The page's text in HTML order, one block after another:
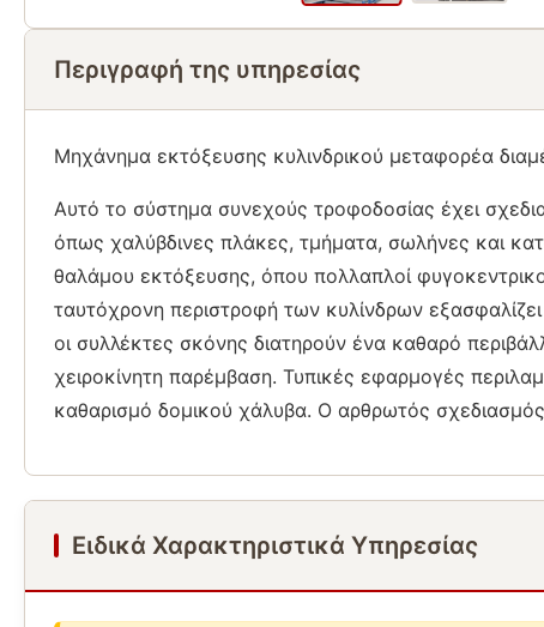
Περιγραφή της υπηρεσίας
Μηχάνημα εκτόξευσης κυλινδρικού μεταφορέα
Αυτό το σύστημα συνεχούς τροφοδοσίας έχει
όπως χαλύβδινες πλάκες, τμήματα, σωλήνες και
θαλάμου εκτόξευσης, όπου πολλαπλοί
ταυτόχρονη περιστροφή των κυλίνδρων
οι συλλέκτες σκόνης διατηρούν ένα καθαρό
χειροκίνητη παρέμβαση. Τυπικές εφαρμογές
καθαρισμό δομικού χάλυβα. Ο αρθρωτός
Ειδικά Χαρακτηριστικά Υπηρεσίας